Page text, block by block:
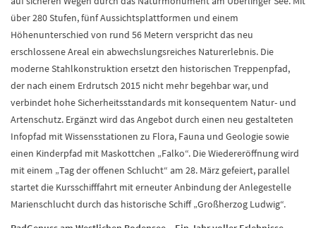
über 280 Stufen, fünf Aussichtsplattformen und einem
Höhenunterschied von rund 56 Metern verspricht das neu
erschlossene Areal ein abwechslungsreiches Naturerlebnis. Die
moderne Stahlkonstruktion ersetzt den historischen Treppenpfad,
der nach einem Erdrutsch 2015 nicht mehr begehbar war, und
verbindet hohe Sicherheitsstandards mit konsequentem Natur- und
Artenschutz. Ergänzt wird das Angebot durch einen neu gestalteten
Infopfad mit Wissensstationen zu Flora, Fauna und Geologie sowie
einen Kinderpfad mit Maskottchen „Falko“. Die Wiedereröffnung wird
mit einem „Tag der offenen Schlucht“ am 28. März gefeiert, parallel
startet die Kursschifffahrt mit erneuter Anbindung der Anlegestelle
Marienschlucht durch das historische Schiff „Großherzog Ludwig“.